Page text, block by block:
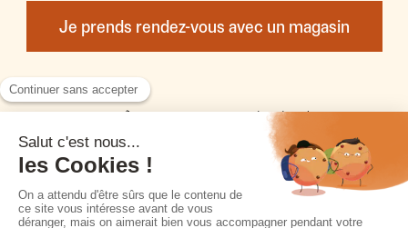
Je prends rendez-vous avec un magasin